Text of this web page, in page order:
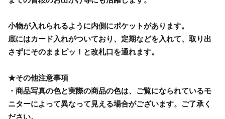
小物が入れられるように内側にポケットがあります。
底にはカード入れがついており、定期などを入れて、取り出
さずにそのままピッ！と改札口を通れます。
★その他注意事項
・商品写真の色と実際の商品の色は、ご覧になられているモ
ニターによって異なって見える場合がございます。ご了承く
ださい。